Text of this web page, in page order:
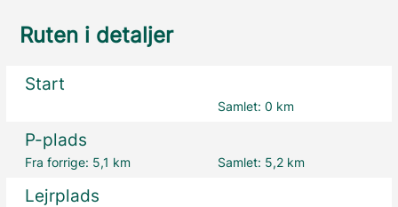
Ruten i detaljer
Start
Samlet: 0 km
P-plads
Fra forrige: 5,1 km Samlet: 5,2 km
Lejrplads